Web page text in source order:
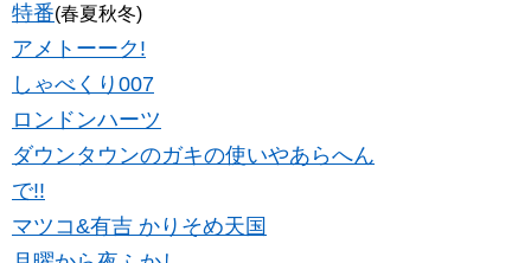
特番(春夏秋冬)
アメトーーク!
しゃべくり007
ロンドンハーツ
ダウンタウンのガキの使いやあらへん
で!!
マツコ&有吉 かりそめ天国